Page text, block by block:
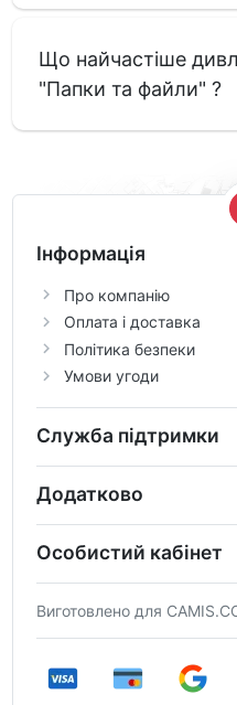
Що найчастіше
"Папки та файли" ?
Інформація
Про компанію
Оплата і доставка
Політика безпеки
Умови угоди
Служба підтримки
Додатково
Особистий кабінет
Виготовлено для